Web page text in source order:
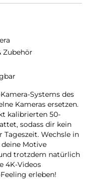
Zubehör
Systems des
Kameras ersetzen.
kalibrierten 50-
sodass dir kein
Wechsle in
Motive
trotzdem natürlich
4K-Videos
erleben!